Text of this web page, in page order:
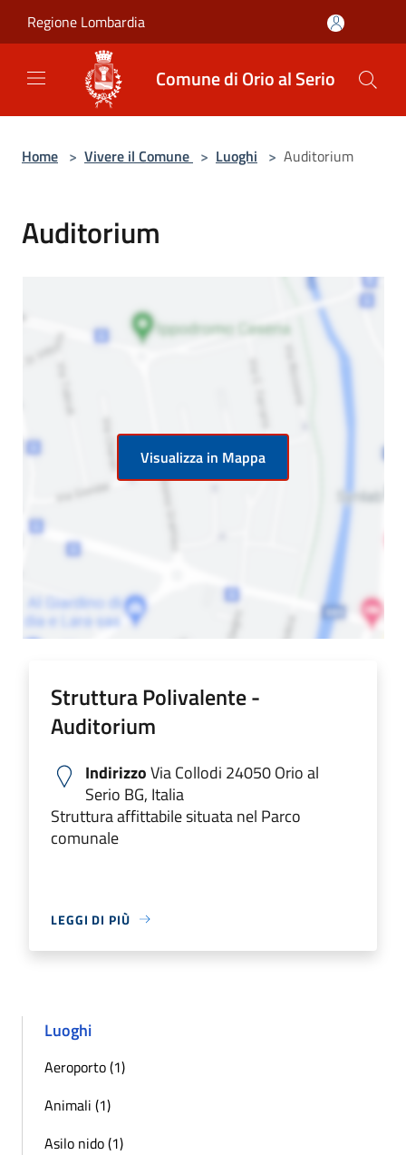
Regione Lombardia
Comune di Orio al Serio
Home > Vivere il Comune > Luoghi > Auditorium
Auditorium
Visualizza in Mappa
Struttura Polivalente -
Auditorium
IndirizzoVia Collodi 24050 Orio al
Serio BG, Italia
Struttura affittabile situata nel Parco
comunale
LEGGI DI PIÙ
Luoghi
Aeroporto (1)
Animali (1)
Asilo nido (1)